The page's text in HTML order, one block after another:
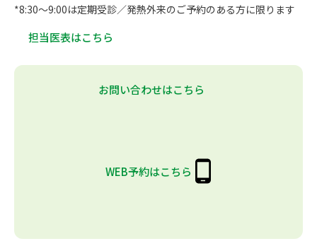
*8:30～9:00は定期受診／発熱外来のご予約のある方に限ります
担当医表はこちら
お問い合わせはこちら
WEB予約はこちら